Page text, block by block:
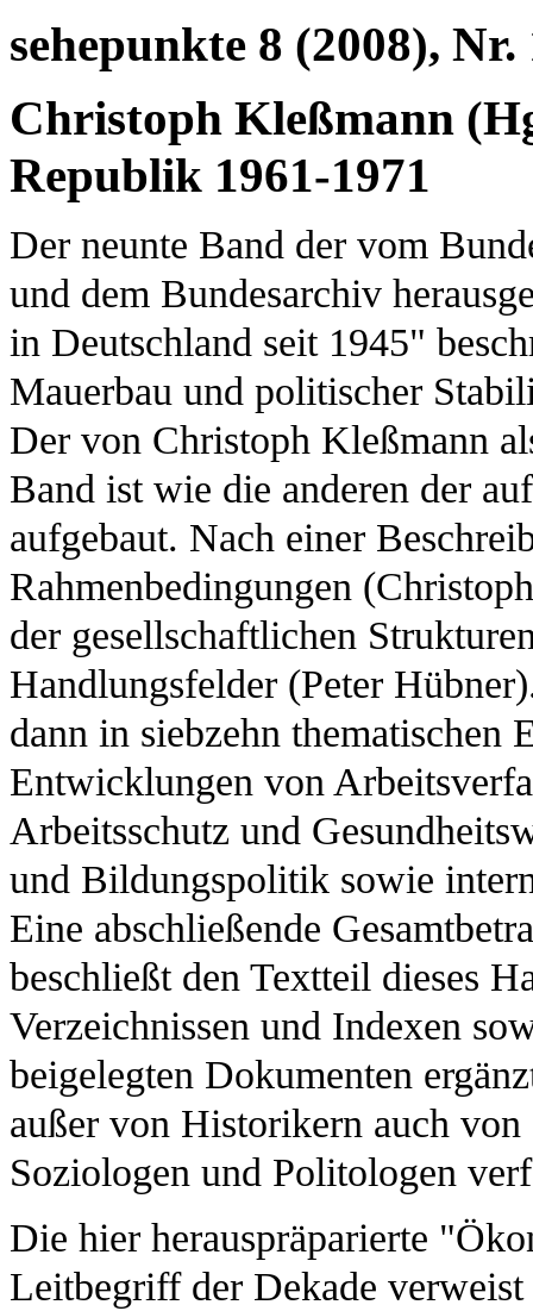
sehepunkte 8 (2008), Nr.
Christoph Kleßmann
Republik 1961-1971
Der neunte Band der vom
und dem Bundesarchiv
in Deutschland seit 1945"
Mauerbau und politischer
Der von Christoph Kleßmann
Band ist wie die anderen der
aufgebaut. Nach einer
Rahmenbedingungen
der gesellschaftlichen
Handlungsfelder (Peter
dann in siebzehn thematischen
Entwicklungen von
Arbeitsschutz und
und Bildungspolitik sowie
Eine abschließende
beschließt den Textteil dieses
Verzeichnissen und Indexen
beigelegten Dokumenten
außer von Historikern auch
Soziologen und Politologen
Die hier herauspräparierte
Leitbegriff der Dekade